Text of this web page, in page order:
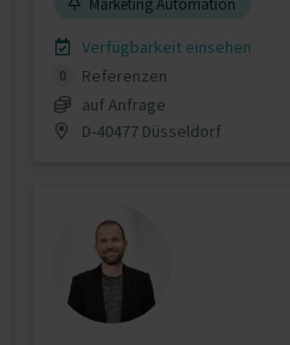
Marketing Automation
Verfügbarkeit einsehen
0
Referenzen
auf Anfrage
D-40477 Düsseldorf